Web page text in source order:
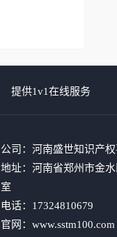
提供1v1在线服务
公司：河南盛世知识产
地址：河南省郑州市金
室
电话：17324810679
官网：www.sstm100.com